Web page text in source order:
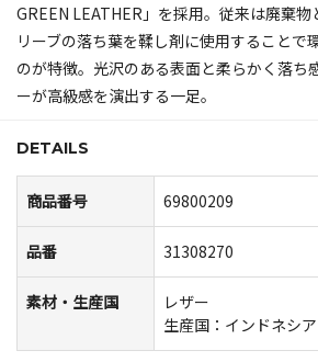
GREEN LEATHER」を採用。従来は廃棄
リーブの落ち葉を鞣し剤に使用することで
のが特徴。光沢のある表面と柔らかく落ち
ーが高級感を演出する一足。
DETAILS
商品番号 69800209
品番 31308270
素材・生産国
レザー
生産国：インドネシア